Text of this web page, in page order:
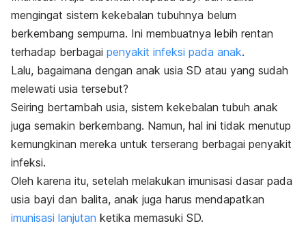
mengingat sistem kekebalan tubuhnya belum
berkembang sempurna. Ini membuatnya lebih rentan
terhadap berbagai penyakit infeksi pada anak.
Lalu, bagaimana dengan anak usia SD atau yang sudah
melewati usia tersebut?
Seiring bertambah usia, sistem kekebalan tubuh anak
juga semakin berkembang. Namun, hal ini tidak menutup
kemungkinan mereka untuk terserang berbagai penyakit
infeksi.
Oleh karena itu, setelah melakukan imunisasi dasar pada
usia bayi dan balita, anak juga harus mendapatkan
imunisasi lanjutan ketika memasuki SD.